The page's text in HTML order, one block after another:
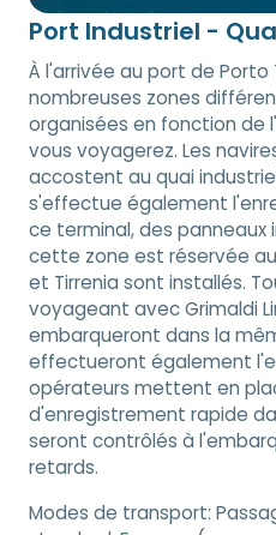
Port Industriel -
À l'arrivée au port de
nombreuses zones
organisées en fonction de
vous voyagerez. Les
accostent au quai
s'effectue également
ce terminal, des
cette zone est réservée
et Tirrenia sont installés.
voyageant avec Grimaldi
embarqueront dans la
effectueront également
opérateurs mettent en
d'enregistrement rapide
seront contrôlés à
retards.
Modes de transport: